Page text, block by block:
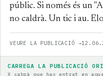
públic. Si només és un
no caldrà. Un tic i au.
VEURE LA PUBLICACIÓ →
CARREGA LA PUBLICACIÓ
X sabrà que has entrat en